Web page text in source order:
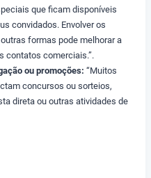
que ficam disponíveis
convidados. Envolver os
formas pode melhorar a
contatos comerciais.”.
ou promoções: “Muitos
concursos ou sorteios,
direta ou outras atividades de